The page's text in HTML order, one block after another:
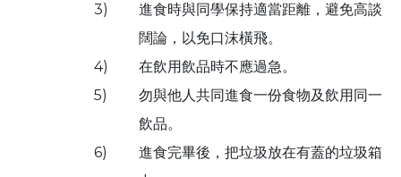
3)
進食時與同學保持適當距離，避免高談
闊論，以免口沫橫飛。
4)
在飲用飲品時不應過急。
5)
勿與他人共同進食一份食物及飲用同一
飲品。
6)
進食完畢後，把垃圾放在有蓋的垃圾箱